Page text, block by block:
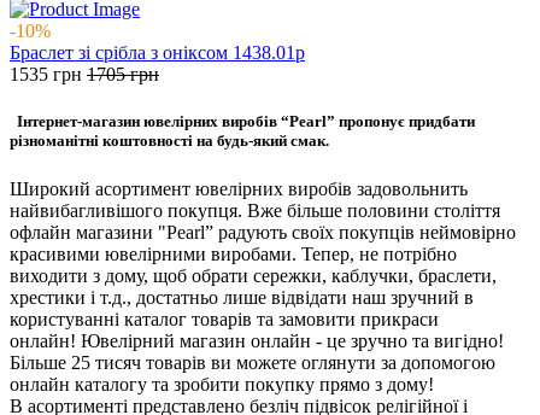
-10%
Браслет зі срібла з оніксом 1438.01р
1535 грн 1705грн
Інтернет-магазин ювелірних виробів “Pearl” пропонує придбати
різноманітні коштовності на будь-який смак.
Широкий асортимент ювелірних виробів задовольнить
найвибагливішого покупця. Вже більше половини століття
офлайн магазини "Pearl” радують своїх покупців неймовірно
красивими ювелірними виробами. Тепер, не потрібно
виходити з дому, щоб обрати сережки, каблучки, браслети,
хрестики і т.д., достатньо лише відвідати наш зручний в
користуванні каталог товарів та замовити прикраси
онлайн! Ювелірний магазин онлайн - це зручно та вигідно!
Більше 25 тисяч товарів ви можете оглянути за допомогою
онлайн каталогу та зробити покупку прямо з дому!
В асортименті представлено безліч підвісок релігійної і